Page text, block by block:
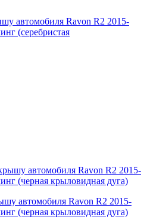
автомобиля Ravon R2 2015-
(серебристая
автомобиля Ravon R2 2015-
(черная крыловидная дуга)